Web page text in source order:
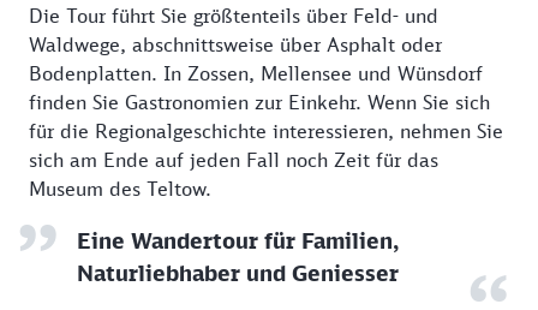
Die Tour führt Sie größtenteils über Feld- und
Waldwege, abschnittsweise über Asphalt oder
Bodenplatten. In Zossen, Mellensee und Wünsdorf
finden Sie Gastronomien zur Einkehr. Wenn Sie sich
für die Regionalgeschichte interessieren, nehmen Sie
sich am Ende auf jeden Fall noch Zeit für das
Museum des Teltow.
Eine Wandertour für Familien,
Naturliebhaber und Geniesser